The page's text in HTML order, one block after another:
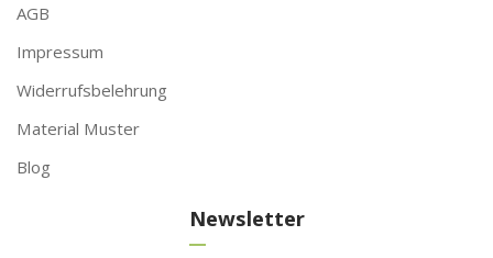
AGB
Impressum
Widerrufsbelehrung
Material Muster
Blog
Newsletter